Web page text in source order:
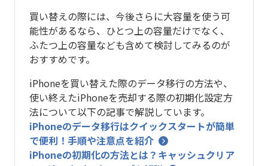
買い替えの際には、今後さらに大容量を使う可
能性があるなら、ひとつ上の容量だけでなく、
ふたつ上の容量なども含めて検討してみるのが
おすすめです。
iPhoneを買い替えた際のデータ移行の方法や、
使い終えたiPhoneを売却する際の初期化設定方
法について以下の記事で解説しています。
iPhoneのデータ移行はクイックスタートが簡単
で便利！手順や注意点を紹介
iPhoneの初期化の方法とは？キャッシュクリア